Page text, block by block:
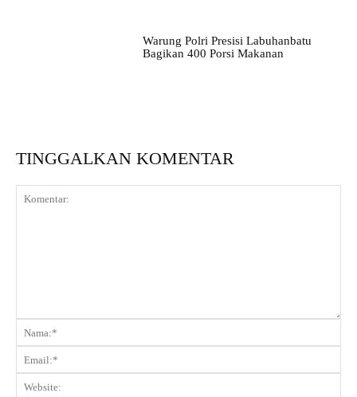
Warung Polri Presisi Labuhanbatu
Bagikan 400 Porsi Makanan
TINGGALKAN KOMENTAR
Komentar: